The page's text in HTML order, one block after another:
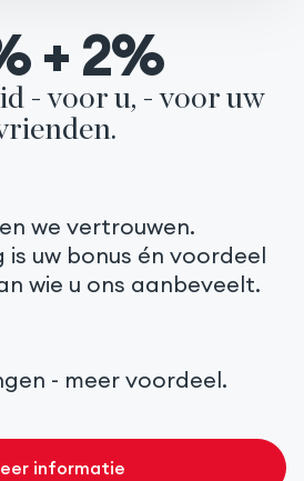
+ 2%
- voor u, - voor uw
we vertrouwen.
is uw bonus én voordeel
wie u ons aanbeveelt.
- meer voordeel.
informatie